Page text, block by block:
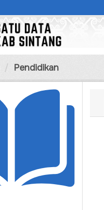
Pendidikan